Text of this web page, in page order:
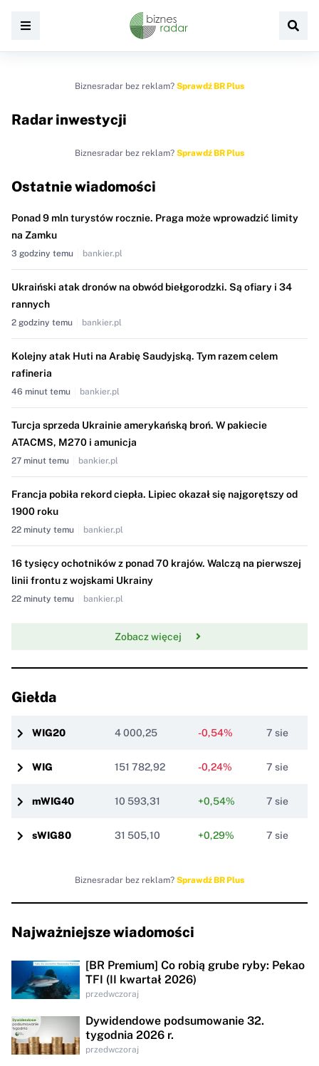
Biznesradar bez reklam? Sprawdź BR Plus
Radar inwestycji
Biznesradar bez reklam? Sprawdź BR Plus
Ostatnie wiadomości
Ponad 9 mln turystów rocznie. Praga może wprowadzić limity
na Zamku
3 godziny temu bankier.pl
Ukraiński atak dronów na obwód biełgorodzki. Są ofiary i 34
rannych
2 godziny temu bankier.pl
Kolejny atak Huti na Arabię Saudyjską. Tym razem celem
rafineria
46 minut temu bankier.pl
Turcja sprzeda Ukrainie amerykańską broń. W pakiecie
ATACMS, M270 i amunicja
27 minut temu bankier.pl
Francja pobiła rekord ciepła. Lipiec okazał się najgorętszy od
1900 roku
22 minuty temu bankier.pl
16 tysięcy ochotników z ponad 70 krajów. Walczą na pierwszej
linii frontu z wojskami Ukrainy
22 minuty temu bankier.pl
Zobacz więcej
Giełda
WIG20 4 000,25 -0,54% 7 sie
WIG
151 782,92 -0,24% 7 sie
mWIG40
10 593,31 +0,54% 7 sie
sWIG80
31 505,10 +0,29% 7 sie
Biznesradar bez reklam? Sprawdź BR Plus
Najważniejsze wiadomości
[BR Premium] Co robią grube ryby: Pekao
TFI (II kwartał 2026)
przedwczoraj
Dywidendowe podsumowanie 32.
tygodnia 2026 r.
przedwczoraj